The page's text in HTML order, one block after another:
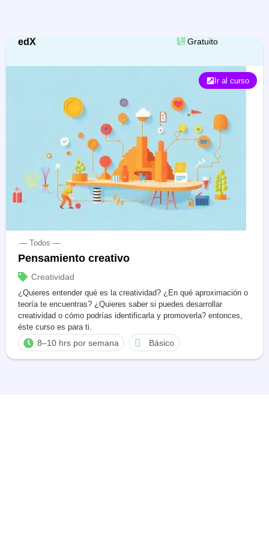
edX Gratuito
Ir al curso
— Todos —
Pensamiento creativo
Creatividad
¿Quieres entender qué es la creatividad? ¿En qué aproximación o
teoría te encuentras? ¿Quieres saber si puedes desarrollar
creatividad o cómo podrías identificarla y promoverla? entonces,
éste curso es para ti.
8–10 hrs por semana Básico